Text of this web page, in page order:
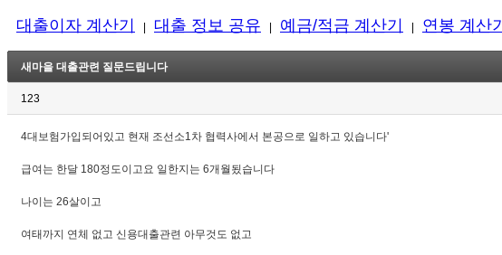
대출이자 계산기 대출 정보 공유 예금/적금 계산기 연봉 계산기
새마을 대출관련 질문드립니다
123
4대보험가입되어있고 현재 조선소1차 협력사에서 본공으로 일하고 있습니다'
급여는 한달 180정도이고요 일한지는 6개월됬습니다
나이는 26살이고
여태까지 연체 없고 신용대출관련 아무것도 없고